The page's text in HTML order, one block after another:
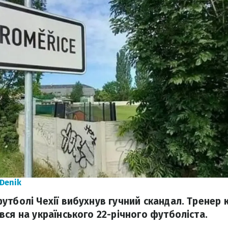
Чехії вибухнув гучний скандал. Тренер
на українського 22-річного футболіста.